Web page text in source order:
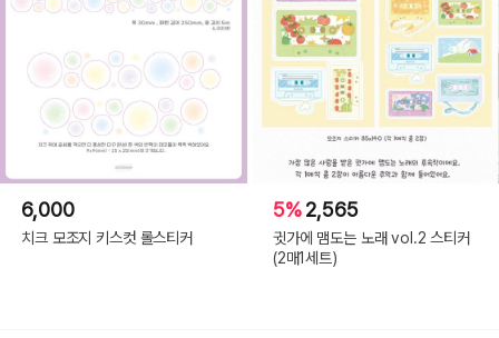
6,000
치크 모조지 키스컷 롤스티커
5%2,565
귓가에 맴도는 노래 vol.2 스티커
(2매1세트)